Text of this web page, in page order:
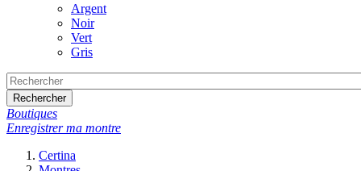
Argent
Noir
Vert
Gris
Rechercher
Boutiques
Enregistrer ma montre
Certina